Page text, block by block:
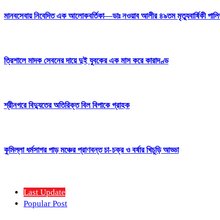
মানবসেবায় নিবেদিত এক আলোকবর্তিকা—ডাঃ নওয়াব আলীর ৪৯তম মৃত্যুবার্ষিকী
ত্রিশালে মাদক সেবনের দায়ে দুই যুবকের এক মাস করে কারাদণ্ড
শ্রীনগরে বিদ্যুতের অতিরিক্ত বিল বিপাকে গ্রাহক
কুমিল্লা ধর্মসাগর পাড় মঞ্চের প্রাণবন্ত চা-চক্র ও বর্ষার খিচুড়ি আড্ডা
Last Update
Popular Post